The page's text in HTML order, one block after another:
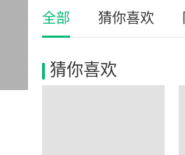
全部 猜你喜欢
猜你喜欢